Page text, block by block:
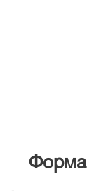
Форма